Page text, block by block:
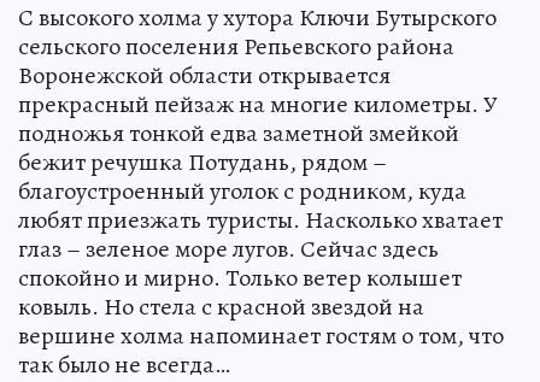
С высокого холма у хутора Ключи Бутырского
сельского поселения Репьевского района
Воронежской области открывается
прекрасный пейзаж на многие километры. У
подножья тонкой едва заметной змейкой
бежит речушка Потудань, рядом –
благоустроенный уголок с родником, куда
любят приезжать туристы. Насколько хватает
глаз – зеленое море лугов. Сейчас здесь
спокойно и мирно. Только ветер колышет
ковыль. Но стела с красной звездой на
вершине холма напоминает гостям о том, что
так было не всегда…